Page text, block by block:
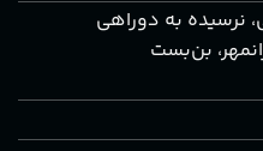
نرسيده به دوراهی
بن‌بست